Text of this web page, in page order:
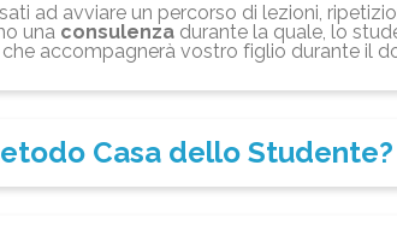
ad avviare un percorso di lezioni,
una consulenza durante la quale, lo
accompagnerà vostro figlio durante il
Casa dello Studente?